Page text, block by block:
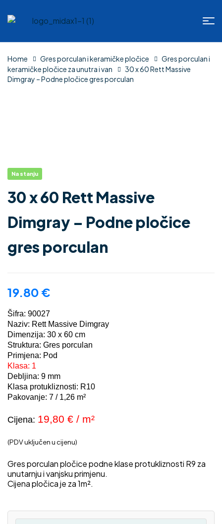
Home Gres porculan i keramičke pločice
Gres porculan i
keramičke pločice za unutra i van
30 x 60 Rett Massive
Dimgray – Podne pločice gres porculan
Na stanju
30 x 60 Rett Massive
Dimgray – Podne pločice
gres porculan
19.80 €
Šifra: 90027
Naziv: Rett Massive Dimgray
Dimenzija: 30 x 60 cm
Struktura: Gres porculan
Primjena: Pod
Klasa: 1
Debljina: 9 mm
Klasa protukliznosti: R10
Pakovanje: 7 / 1,26 m²
Cijena: 19,80 € / m²
(PDV uključen u cijenu)
Gres porculan pločice podne klase protukliznosti R9 za
unutarnju i vanjsku primjenu.
Cijena pločica je za 1m².